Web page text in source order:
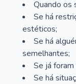
Quando os
Se há
estéticos;
Se há
semelhantes;
Se já
Se há